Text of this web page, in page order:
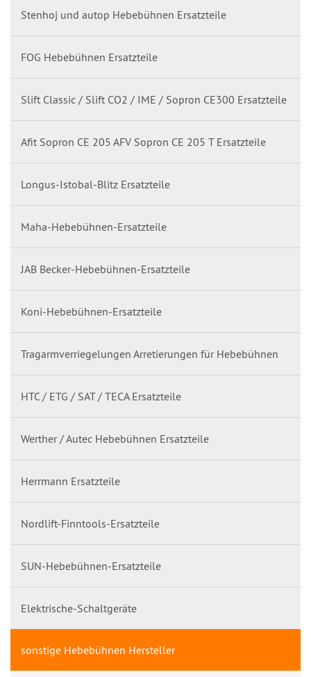
Stenhoj und autop Hebebühnen Ersatzteile
FOG Hebebühnen Ersatzteile
Slift Classic / Slift CO2 / IME / Sopron CE300 Ersatzteile
Afit Sopron CE 205 AFV Sopron CE 205 T Ersatzteile
Longus-Istobal-Blitz Ersatzteile
Maha-Hebebühnen-Ersatzteile
JAB Becker-Hebebühnen-Ersatzteile
Koni-Hebebühnen-Ersatzteile
Tragarmverriegelungen Arretierungen für Hebebühnen
HTC / ETG / SAT / TECA Ersatzteile
Werther / Autec Hebebühnen Ersatzteile
Herrmann Ersatzteile
Nordlift-Finntools-Ersatzteile
SUN-Hebebühnen-Ersatzteile
Elektrische-Schaltgeräte
sonstige Hebebühnen Hersteller